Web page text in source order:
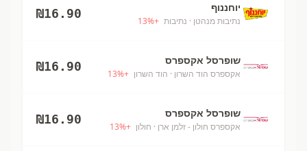
יוחננוף
נתיבות מנהטן · נתיבות +
13%
₪16.90
שופרסל אקספרס
אקספרס הוד השרון · הוד השרון +
13%
₪16.90
שופרסל אקספרס
אקספרס חולון - זלמן ארן · חולון +
13%
₪16.90